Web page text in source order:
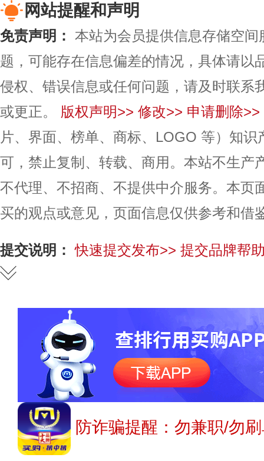
网站提醒和声明
免责声明： 本站为会员提供信息存储空
题，可能存在信息偏差的情况，具体请以
侵权、错误信息或任何问题，请及时联系
或更正。
版权声明>> 修改>> 申请删除>>
片、界面、榜单、商标、LOGO 等）知
可，禁止复制、转载、商用。本站不生产
不代理、不招商、不提供中介服务。本页
买的观点或意见，页面信息仅供参考和借
提交说明： 快速提交发布>> 提交品牌帮
防诈骗提醒：勿兼职/勿